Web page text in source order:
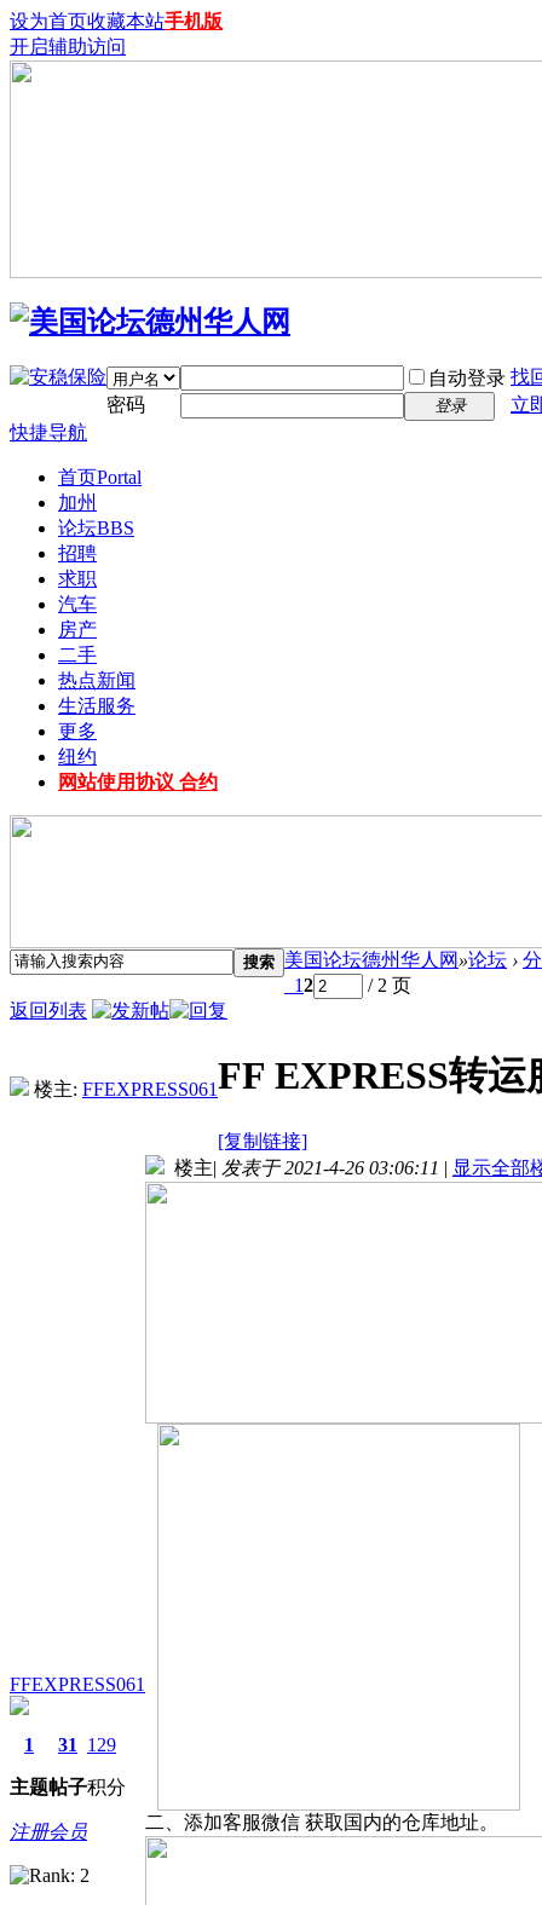
设为首页收藏本站手机版
开启辅助访问
自动登录 找
密码
登录
立
快捷导航
首页Portal
加州
论坛BBS
招聘
求职
汽车
房产
二手
热点新闻
生活服务
更多
纽约
网站使用协议 合约
搜索 美国论坛德州华人网 »论坛 ›
12
/ 2 页
返回列表
楼主: FFEXPRESS061FF EXPRESS转
[复制链接]
FFEXPRESS061
1
主题
31
帖子
129
积分
注册会员
楼主| 发表于 2021-4-26 03:06:11 | 显示全部
二、添加客服微信 获取国内的仓库地址。